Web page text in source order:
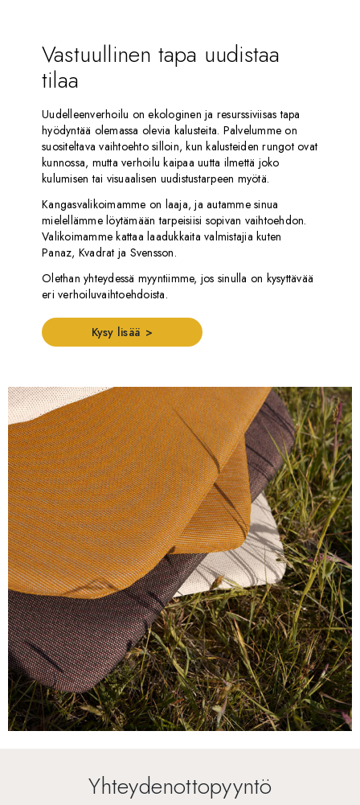
Vastuullinen tapa uudistaa
tilaa
Uudelleenverhoilu on ekologinen ja resurssiviisas tapa
hyödyntää olemassa olevia kalusteita. Palvelumme on
suositeltava vaihtoehto silloin, kun kalusteiden rungot ovat
kunnossa, mutta verhoilu kaipaa uutta ilmettä joko
kulumisen tai visuaalisen uudistustarpeen myötä.
Kangasvalikoimamme on laaja, ja autamme sinua
mielellämme löytämään tarpeisiisi sopivan vaihtoehdon.
Valikoimamme kattaa laadukkaita valmistajia kuten
Panaz, Kvadrat ja Svensson.
Olethan yhteydessä myyntiimme, jos sinulla on kysyttävää
eri verhoiluvaihtoehdoista.
Kysy lisää
Yhteydenottopyyntö